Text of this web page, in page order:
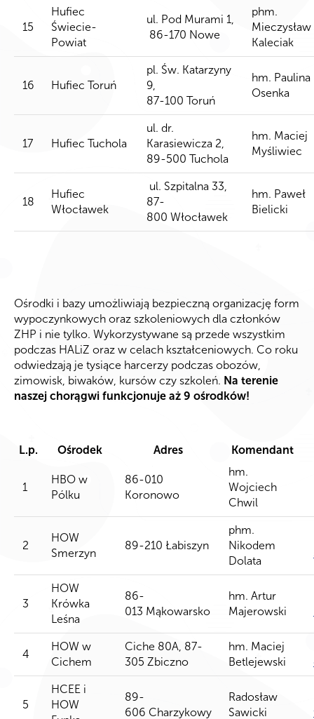
15
Hufiec
Świecie-
Powiat
ul. Pod Murami 1,
86-170 Nowe
phm.
Mieczysław
Kaleciak
16 Hufiec Toruń
pl. Św. Katarzyny
9,
87-100 Toruń
hm. Paulina
Osenka
17 Hufiec Tuchola
ul. dr.
Karasiewicza 2,
89-500 Tuchola
hm. Maciej
Myśliwiec
18
Hufiec
Włocławek
ul. Szpitalna 33,
87-
800 Włocławek
hm. Paweł
Bielicki
Ośrodki i bazy umożliwiają bezpieczną organizację form
wypoczynkowych oraz szkoleniowych dla członków
ZHP i nie tylko. Wykorzystywane są przede wszystkim
podczas HALiZ oraz w celach kształceniowych. Co roku
odwiedzają je tysiące harcerzy podczas obozów,
zimowisk, biwaków, kursów czy szkoleń. Na terenie
naszej chorągwi funkcjonuje aż 9 ośrodków!
L.p. Ośrodek Adres Komendant
1
HBO w
Pólku
86-010
Koronowo
hm.
Wojciech
Chwil
2
HOW
Smerzyn
89-210 Łabiszyn
phm.
Nikodem
Dolata
3
HOW
Krówka
Leśna
86-
013 Mąkowarsko
hm. Artur
Majerowski
4
HOW w
Cichem
Ciche 80A, 87-
305 Zbiczno
hm. Maciej
Betlejewski
5
HCEE i
HOW
89-
606 Charzykowy
Radosław
Sawicki